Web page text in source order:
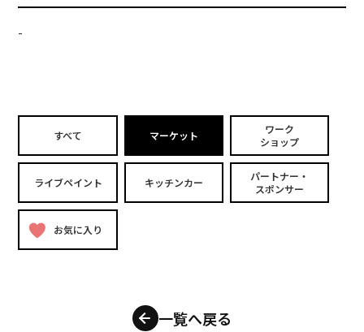
-
すべて マーケット
ワーク
ショップ
ライブペイント キッチンカー
パートナー・
スポンサー
お気に入り
一覧へ戻る